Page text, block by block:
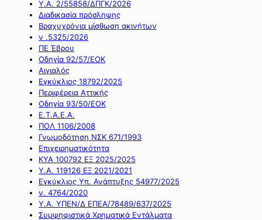
Υ.Α. 2/55858/ΔΠΓΚ/2026
Διαδικασία πρόσληψης
Βραχυχρόνια μίσθωση ακινήτων
ν .5325/2026
ΠΕ Έβρου
Οδηγία 92/57/ΕΟΚ
Αιγιαλός
Εγκύκλιος 18792/2025
Περιφέρεια Αττικής
Οδηγία 93/50/ΕΟΚ
Ε.Τ.Α.Ε.Α.
ΠΟΛ 1106/2008
Γνωμοδότηση ΝΣΚ 671/1993
Επιχειρηματικότητα
ΚΥΑ 100792 ΕΞ 2025/2025
Υ.Α. 119126 ΕΞ 2021/2021
Εγκύκλιος Υπ. Ανάπτυξης 54977/2025
ν. 4764/2020
Υ.Α. ΥΠΕΝ/Δ ΕΠΕΑ/78489/637/2025
Συμψηφιστικά Χρηματικά Εντάλματα